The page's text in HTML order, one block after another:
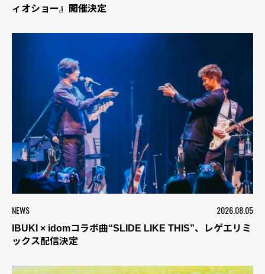
ィオショー』開催決定
NEWS 2026.08.05
IBUKI × idomコラボ曲“SLIDE LIKE THIS”、レゲエリミ
ックス配信決定